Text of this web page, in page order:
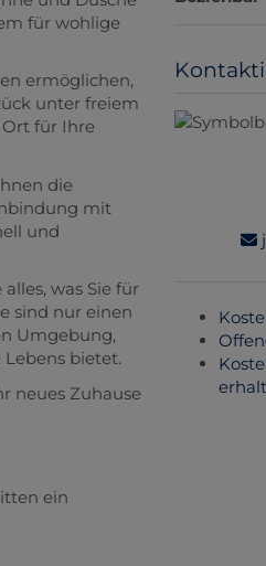
für wohlige
ermöglichen,
unter freiem
für Ihre
die
mit
und
was Sie für
sind nur einen
Umgebung,
bietet.
neues Zuhause
ein